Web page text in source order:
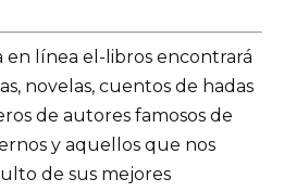
en línea el-libros encontrará
novelas, cuentos de hadas
de autores famosos de
y aquellos que nos
de sus mejores